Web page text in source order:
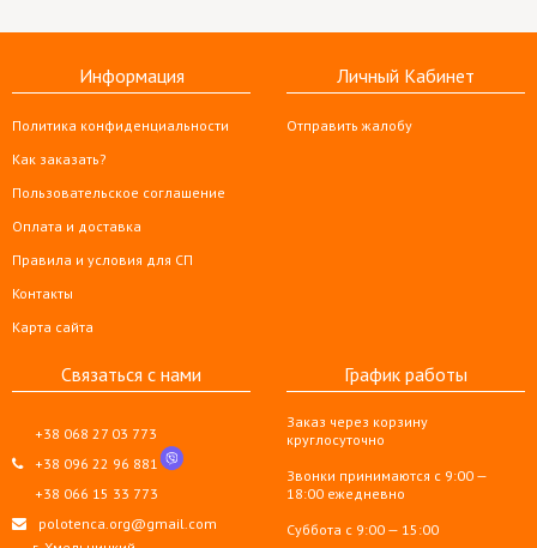
Информация
Политика конфиденциальности
Как заказать?
Пользовательское соглашение
Оплата и доставка
Правила и условия для СП
Контакты
Карта сайта
Личный Кабинет
Отправить жалобу
Связаться с нами
+38 068 27 03 773
+38 096 22 96 881
+38 066 15 33 773
polotenca.org@gmail.com
График работы
Заказ через корзину
круглосуточно
Звонки принимаются с 9:00 —
18:00 ежедневно
Суббота с 9:00 — 15:00